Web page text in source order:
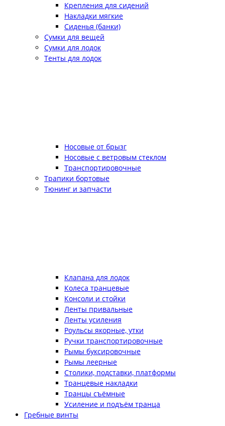
Крепления для сидений
Накладки мягкие
Сиденья (банки)
Сумки для вещей
Сумки для лодок
Тенты для лодок
Носовые от брызг
Носовые с ветровым стеклом
Транспортировочные
Трапики бортовые
Тюнинг и запчасти
Клапана для лодок
Колеса транцевые
Консоли и стойки
Ленты привальные
Ленты усиления
Роульсы якорные, утки
Ручки транспортировочные
Рымы буксировочные
Рымы леерные
Столики, подставки, платформы
Транцевые накладки
Транцы съёмные
Усиление и подъём транца
Гребные винты